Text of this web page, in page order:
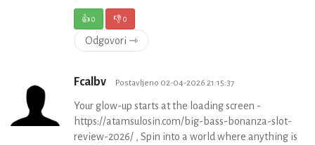
👍0 👎0
Odgovori ⇾
Fcalbv Postavljeno 02-04-2026 21:15:37
Your glow-up starts at the loading screen -
https://atamsulosin.com/big-bass-bonanza-slot-
review-2026/ , Spin into a world where anything is